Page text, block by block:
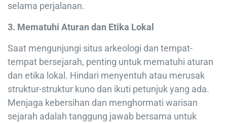
selama perjalanan.
3. Mematuhi Aturan dan Etika Lokal
Saat mengunjungi situs arkeologi dan tempat-
tempat bersejarah, penting untuk mematuhi aturan
dan etika lokal. Hindari menyentuh atau merusak
struktur-struktur kuno dan ikuti petunjuk yang ada.
Menjaga kebersihan dan menghormati warisan
sejarah adalah tanggung jawab bersama untuk